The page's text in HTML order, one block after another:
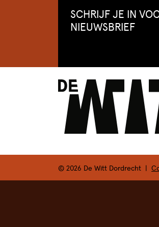
SCHRIJF JE IN
NIEUWSBRIEF
© 2026 De Witt Dordrecht |